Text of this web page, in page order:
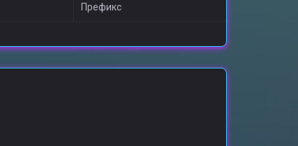
Префикс